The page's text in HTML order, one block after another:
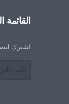
القائمة
اشترك